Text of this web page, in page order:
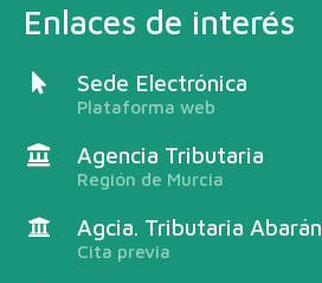
Enlaces de interés
Sede Electrónica
Plataforma web
Agencia Tributaria
Región de Murcia
Agcia. Tributaria Abarán
Cita previa